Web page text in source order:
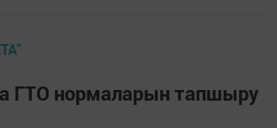
ГТО нормаларын тапшыру